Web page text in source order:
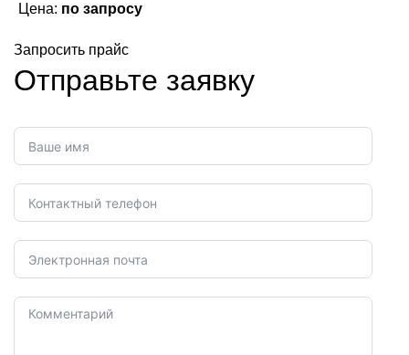
Цена: по запросу
Запросить прайс
Отправьте заявку